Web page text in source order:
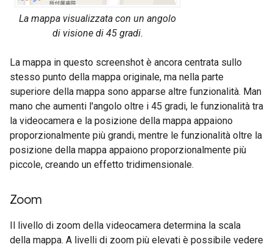
La mappa visualizzata con un angolo
di visione di 45 gradi.
La mappa in questo screenshot è ancora centrata sullo
stesso punto della mappa originale, ma nella parte
superiore della mappa sono apparse altre funzionalità. Man
mano che aumenti l'angolo oltre i 45 gradi, le funzionalità tra
la videocamera e la posizione della mappa appaiono
proporzionalmente più grandi, mentre le funzionalità oltre la
posizione della mappa appaiono proporzionalmente più
piccole, creando un effetto tridimensionale.
Zoom
Il livello di zoom della videocamera determina la scala
della mappa. A livelli di zoom più elevati è possibile vedere